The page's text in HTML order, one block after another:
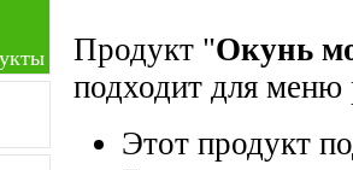
Продукт "Окунь
подходит для меню
Этот продукт